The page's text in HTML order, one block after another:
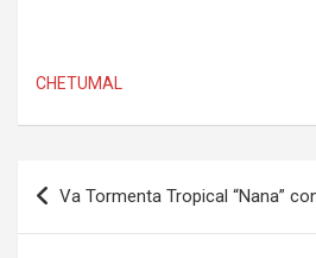
CHETUMAL
Navegación
de
Va Tormenta Tropical “Nana”